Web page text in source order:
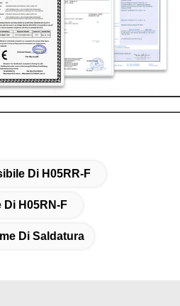
Di H05RR-F
H05RN-F
Di Saldatura